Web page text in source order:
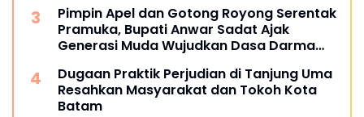
Pimpin Apel dan Gotong Royong Serentak
Pramuka, Bupati Anwar Sadat Ajak
Generasi Muda Wujudkan Dasa Darma
Dugaan Praktik Perjudian di Tanjung Uma
Resahkan Masyarakat dan Tokoh Kota
Batam